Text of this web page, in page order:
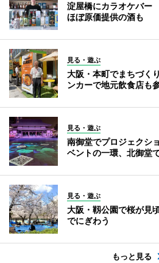
淀屋橋にカラオケバー
ほぼ原価提供の酒も
見る・遊ぶ
大阪・本町でまちづく
ンカーで地元飲食店も
見る・遊ぶ
南御堂でプロジェクシ
ベントの一環、北御堂
見る・遊ぶ
大阪・靱公園で桜が見
でにぎわう
もっと見る